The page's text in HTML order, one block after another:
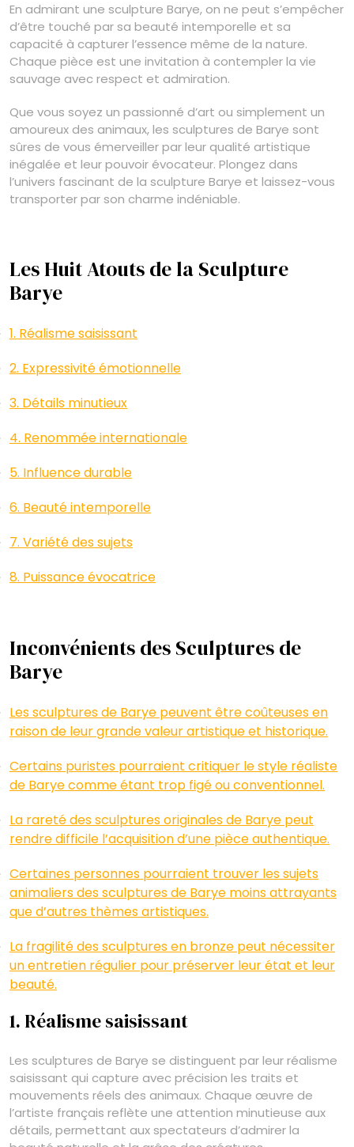
En admirant une sculpture Barye, on ne peut s’empêcher
d’être touché par sa beauté intemporelle et sa
capacité à capturer l’essence même de la nature.
Chaque pièce est une invitation à contempler la vie
sauvage avec respect et admiration.
Que vous soyez un passionné d’art ou simplement un
amoureux des animaux, les sculptures de Barye sont
sûres de vous émerveiller par leur qualité artistique
inégalée et leur pouvoir évocateur. Plongez dans
l’univers fascinant de la sculpture Barye et laissez-vous
transporter par son charme indéniable.
Les Huit Atouts de la Sculpture
Barye
1. Réalisme saisissant
2. Expressivité émotionnelle
3. Détails minutieux
4. Renommée internationale
5. Influence durable
6. Beauté intemporelle
7. Variété des sujets
8. Puissance évocatrice
Inconvénients des Sculptures de
Barye
Les sculptures de Barye peuvent être coûteuses en
raison de leur grande valeur artistique et historique.
Certains puristes pourraient critiquer le style réaliste
de Barye comme étant trop figé ou conventionnel.
La rareté des sculptures originales de Barye peut
rendre difficile l’acquisition d’une pièce authentique.
Certaines personnes pourraient trouver les sujets
animaliers des sculptures de Barye moins attrayants
que d’autres thèmes artistiques.
La fragilité des sculptures en bronze peut nécessiter
un entretien régulier pour préserver leur état et leur
beauté.
1. Réalisme saisissant
Les sculptures de Barye se distinguent par leur réalisme
saisissant qui capture avec précision les traits et
mouvements réels des animaux. Chaque œuvre de
l’artiste français reflète une attention minutieuse aux
détails, permettant aux spectateurs d’admirer la